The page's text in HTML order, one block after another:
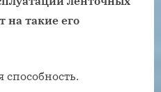
на такие его